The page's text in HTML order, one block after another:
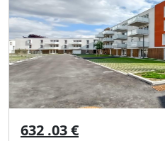
632 .03 €